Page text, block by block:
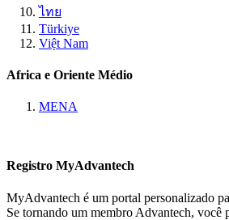
ไทย
Türkiye
Việt Nam
Africa e Oriente Médio
MENA
Registro MyAdvantech
MyAdvantech é um portal personalizado
Se tornando um membro Advantech, você